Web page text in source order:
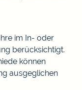
im In- oder
berücksichtigt.
können
ausgeglichen